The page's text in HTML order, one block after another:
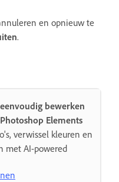
en opnieuw te
.
bewerken
Elements
verwissel kleuren en
met AI-powered